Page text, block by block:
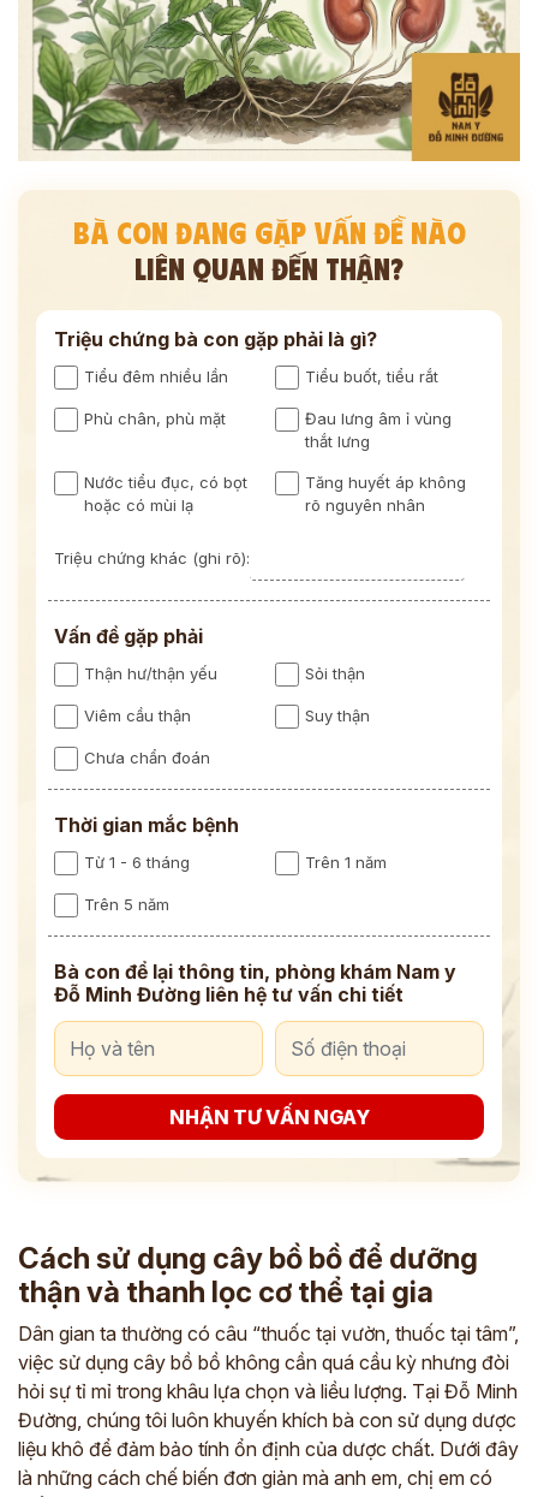
BÀ CON ĐANG GẶP VẤN ĐỀ NÀO
LIÊN QUAN ĐẾN THẬN?
Triệu chứng bà con gặp phải là gì?
Tiểu đêm nhiều lần Tiểu buốt, tiểu rắt
Phù chân, phù mặt
Đau lưng âm ỉ vùng
thắt lưng
Nước tiểu đục, có bọt
hoặc có mùi lạ
Tăng huyết áp không
rõ nguyên nhân
Triệu chứng khác (ghi rõ):
Vấn đề gặp phải
Thận hư/thận yếu Sỏi thận
Viêm cầu thận Suy thận
Chưa chẩn đoán
Thời gian mắc bệnh
Từ 1 - 6 tháng Trên 1 năm
Trên 5 năm
Bà con để lại thông tin, phòng khám Nam y
Đỗ Minh Đường liên hệ tư vấn chi tiết
NHẬN TƯ VẤN NGAY
Cách sử dụng cây bồ bồ để dưỡng
thận và thanh lọc cơ thể tại gia
Dân gian ta thường có câu “thuốc tại vườn, thuốc tại tâm”,
việc sử dụng cây bồ bồ không cần quá cầu kỳ nhưng đòi
hỏi sự tỉ mỉ trong khâu lựa chọn và liều lượng. Tại Đỗ Minh
Đường, chúng tôi luôn khuyến khích bà con sử dụng dược
liệu khô để đảm bảo tính ổn định của dược chất. Dưới đây
là những cách chế biến đơn giản mà anh em, chị em có